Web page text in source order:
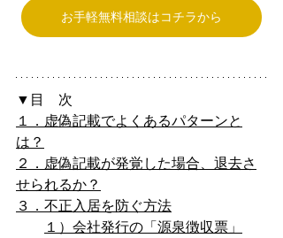
お手軽無料相談はコチラから
▼目　次
１．虚偽記載でよくあるパターンと
は？
２．虚偽記載が発覚した場合、退去さ
せられるか？
３．不正入居を防ぐ方法
１）会社発行の「源泉徴収票」